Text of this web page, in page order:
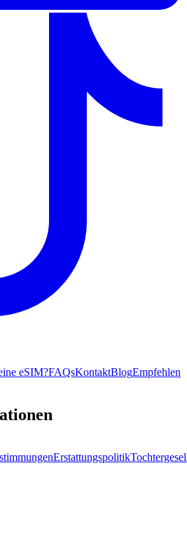
eSIM?FAQsKontaktBlogEmpfehlen
Erstattungspolitik